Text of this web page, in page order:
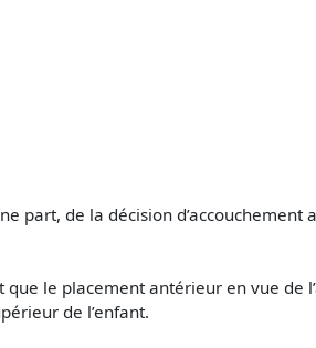
part, de la décision d’accouchement
le placement antérieur en vue de
de l’enfant.